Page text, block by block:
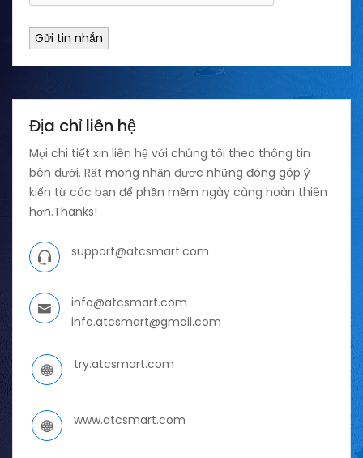
Gửi tin nhắn
Địa chỉ liên hệ
Mọi chi tiết xin liên hệ với chúng tôi theo thông tin
bên dưới. Rất mong nhận được những đóng góp ý
kiến từ các bạn để phần mềm ngày càng hoàn thiên
hơn.Thanks!
support@atcsmart.com
info@atcsmart.com
info.atcsmart@gmail.com
try.atcsmart.com
www.atcsmart.com